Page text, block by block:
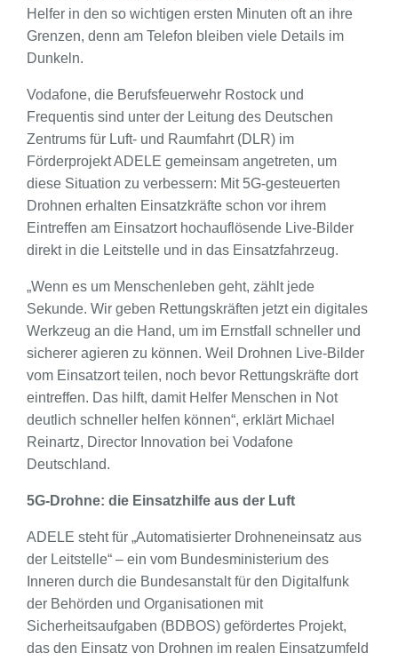
Helfer in den so wichtigen ersten Minuten oft an ihre
Grenzen, denn am Telefon bleiben viele Details im
Dunkeln.
Vodafone, die Berufsfeuerwehr Rostock und
Frequentis sind unter der Leitung des Deutschen
Zentrums für Luft- und Raumfahrt (DLR) im
Förderprojekt ADELE gemeinsam angetreten, um
diese Situation zu verbessern: Mit 5G-gesteuerten
Drohnen erhalten Einsatzkräfte schon vor ihrem
Eintreffen am Einsatzort hochauflösende Live-Bilder
direkt in die Leitstelle und in das Einsatzfahrzeug.
„Wenn es um Menschenleben geht, zählt jede
Sekunde. Wir geben Rettungskräften jetzt ein digitales
Werkzeug an die Hand, um im Ernstfall schneller und
sicherer agieren zu können. Weil Drohnen Live-Bilder
vom Einsatzort teilen, noch bevor Rettungskräfte dort
eintreffen. Das hilft, damit Helfer Menschen in Not
deutlich schneller helfen können“, erklärt Michael
Reinartz, Director Innovation bei Vodafone
Deutschland.
5G-Drohne: die Einsatzhilfe aus der Luft
ADELE steht für „Automatisierter Drohneneinsatz aus
der Leitstelle“ – ein vom Bundesministerium des
Inneren durch die Bundesanstalt für den Digitalfunk
der Behörden und Organisationen mit
Sicherheitsaufgaben (BDBOS) gefördertes Projekt,
das den Einsatz von Drohnen im realen Einsatzumfeld